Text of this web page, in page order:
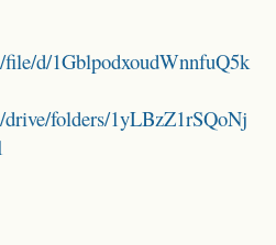
d/1GblpodxoudWnnfuQ5k
folders/1yLBzZ1rSQoNj